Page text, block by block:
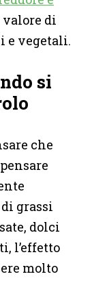
di
e vegetali.
si
che
grassi
dolci
l’effetto
molto